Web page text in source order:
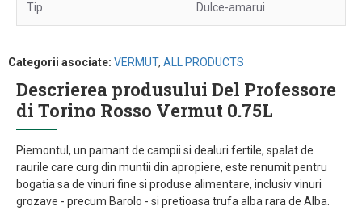
Tip Dulce-amarui
Categorii asociate: VERMUT, ALL PRODUCTS
Descrierea produsului Del Professore
di Torino Rosso Vermut 0.75L
Piemontul, un pamant de campii si dealuri fertile, spalat de
raurile care curg din muntii din apropiere, este renumit pentru
bogatia sa de vinuri fine si produse alimentare, inclusiv vinuri
grozave - precum Barolo - si pretioasa trufa alba rara de Alba.